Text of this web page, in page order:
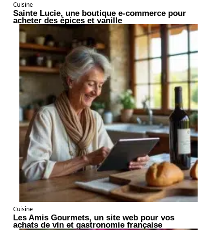
Cuisine
Sainte Lucie, une boutique e-commerce pour
acheter des épices et vanille
Cuisine
Les Amis Gourmets, un site web pour vos
achats de vin et gastronomie française